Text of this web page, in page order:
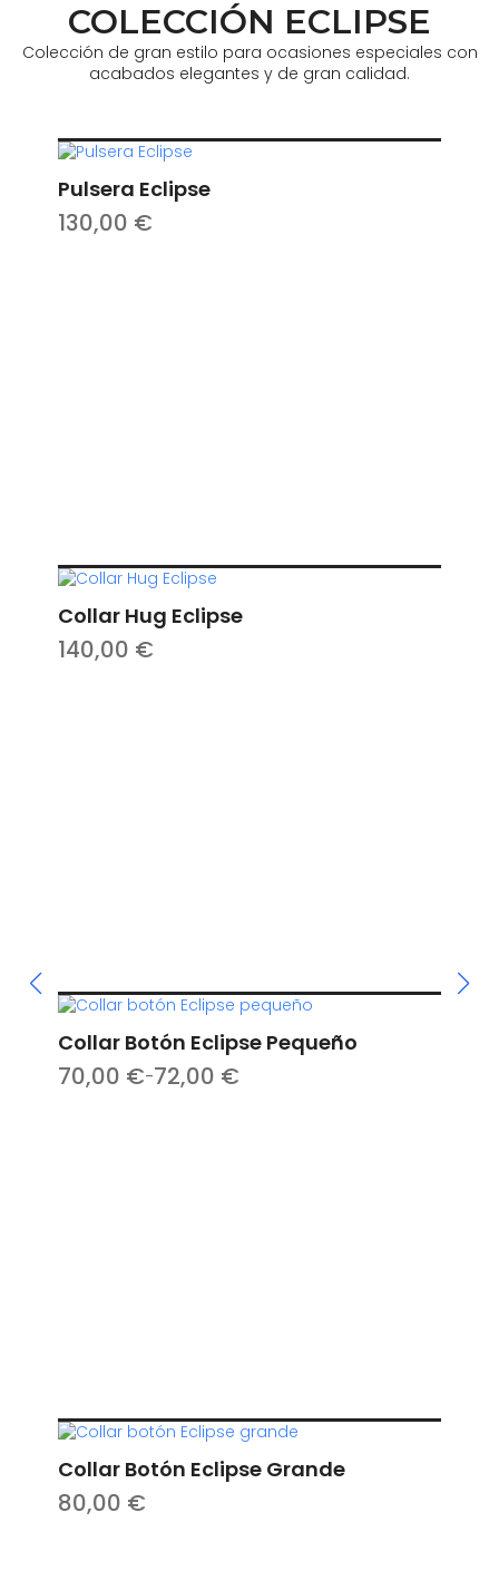
COLECCIÓN ECLIPSE
Colección de gran estilo para ocasiones especiales con
acabados elegantes y de gran calidad.
Pulsera Eclipse
130,00 €
Collar Hug Eclipse
140,00 €
Collar Botón Eclipse Pequeño
70,00 €–72,00 €
Collar Botón Eclipse Grande
80,00 €